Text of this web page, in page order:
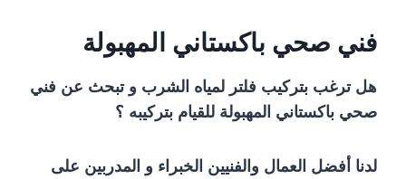
فني صحي باكستاني المهبولة
هل ترغب بتركيب فلتر لمياه الشرب و تبحث عن فني
صحي باكستاني المهبولة للقيام بتركيبه ؟
لدنا أفضل العمال والفنيين الخبراء و المدربين على